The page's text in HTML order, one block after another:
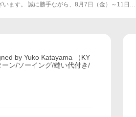
日（金）～11日
休業とさせていただきます。 ※土日祝日も休業日
by Yuko Katayama （KY
ン/ソーイング/縫い代付き/